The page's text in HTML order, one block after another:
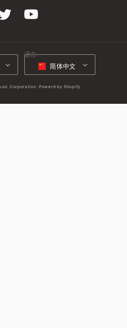
YouTube
语言
简体中文
Corporation. Powerd by Shopify